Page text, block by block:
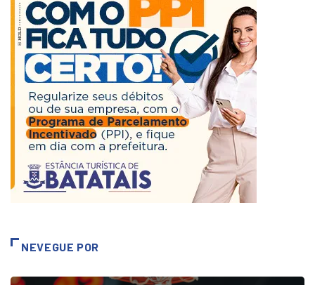
NEVEGUE POR